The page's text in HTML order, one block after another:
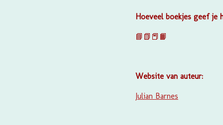
Hoeveel boekjes geef je
📘📗📕📙
Website van auteur:
Julian Barnes